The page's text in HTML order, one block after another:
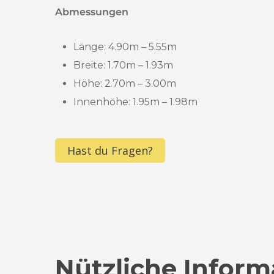
Abmessungen
Länge:4.90m – 5.55m
Breite:1.70m – 1.93m
Höhe: 2.70m – 3.00m
Innenhöhe:1.95m – 1.98m
Hast du Fragen?